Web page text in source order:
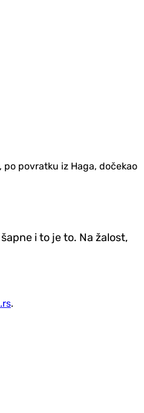
povratku iz Haga, dočekao
i to je to. Na žalost,
.